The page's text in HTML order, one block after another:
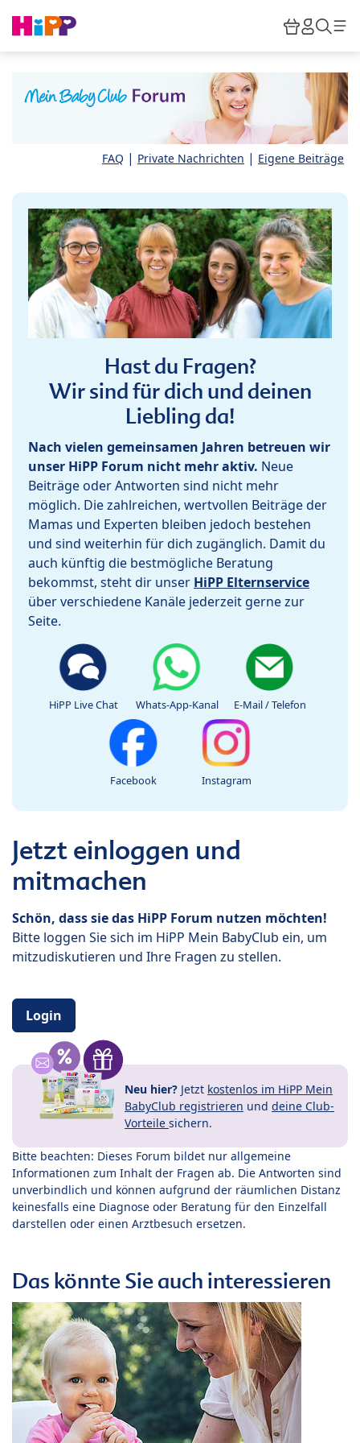
HiPP
FAQ | Private Nachrichten | Eigene Beiträge
Hast du Fragen?
Wir sind für dich und deinen
Liebling da!
Nach vielen gemeinsamen Jahren betreuen wir
unser HiPP Forum nicht mehr aktiv. Neue
Beiträge oder Antworten sind nicht mehr
möglich. Die zahlreichen, wertvollen Beiträge der
Mamas und Experten bleiben jedoch bestehen
und sind weiterhin für dich zugänglich. Damit du
auch künftig die bestmögliche Beratung
bekommst, steht dir unser HiPP Elternservice
über verschiedene Kanäle jederzeit gerne zur
Seite.
HiPP Live Chat Whats-App-Kanal E-Mail / Telefon
Facebook Instagram
Jetzt einloggen und
mitmachen
Schön, dass sie das HiPP Forum nutzen möchten!
Bitte loggen Sie sich im HiPP Mein BabyClub ein, um
mitzudiskutieren und Ihre Fragen zu stellen.
Login
Neu hier? Jetzt kostenlos im HiPP Mein
BabyClub registrieren und deine Club-
Vorteile sichern.
Bitte beachten: Dieses Forum bildet nur allgemeine
Informationen zum Inhalt der Fragen ab. Die Antworten sind
unverbindlich und können aufgrund der räumlichen Distanz
keinesfalls eine Diagnose oder Beratung für den Einzelfall
darstellen oder einen Arztbesuch ersetzen.
Das könnte Sie auch interessieren